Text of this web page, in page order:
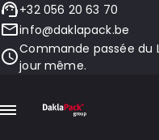
+32 056 20 63 70
info@daklapack.be
Commande passée du
jour même.